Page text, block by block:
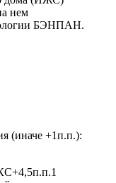
нем
БЭНПАН.
(иначе +1п.п.):